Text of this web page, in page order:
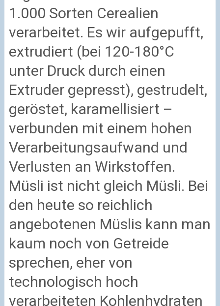
1.000 Sorten Cerealien
verarbeitet. Es wir aufgepufft,
extrudiert (bei 120-180°C
unter Druck durch einen
Extruder gepresst), gestrudelt,
geröstet, karamellisiert –
verbunden mit einem hohen
Verarbeitungsaufwand und
Verlusten an Wirkstoffen.
Müsli ist nicht gleich Müsli. Bei
den heute so reichlich
angebotenen Müslis kann man
kaum noch von Getreide
sprechen, eher von
technologisch hoch
verarbeiteten Kohlenhydraten